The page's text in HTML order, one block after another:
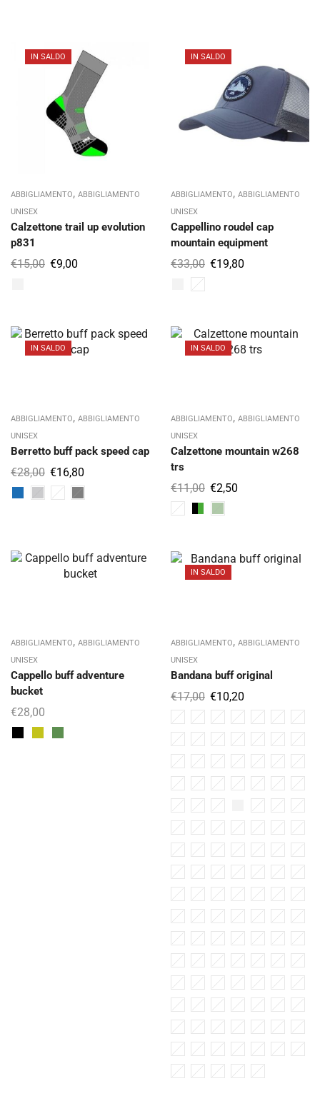
IN SALDO
ABBIGLIAMENTO, ABBIGLIAMENTO
UNISEX
Calzettone trail up evolution
p831
€15,00 €9,00
IN SALDO
ABBIGLIAMENTO, ABBIGLIAMENTO
UNISEX
Cappellino roudel cap
mountain equipment
€33,00 €19,80
IN SALDO
ABBIGLIAMENTO, ABBIGLIAMENTO
UNISEX
Berretto buff pack speed cap
€28,00 €16,80
IN SALDO
ABBIGLIAMENTO, ABBIGLIAMENTO
UNISEX
Calzettone mountain w268
trs
€11,00 €2,50
ABBIGLIAMENTO, ABBIGLIAMENTO
UNISEX
Cappello buff adventure
bucket
€28,00
IN SALDO
ABBIGLIAMENTO, ABBIGLIAMENTO
UNISEX
Bandana buff original
€17,00 €10,20